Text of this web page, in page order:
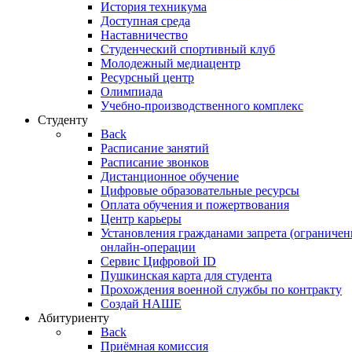
История техникума
Доступная среда
Наставничество
Студенческий спортивный клуб
Молодежный медиацентр
Ресурсный центр
Олимпиада
Учебно-производственного комплекс
Студенту
Back
Расписание занятий
Расписание звонков
Дистанционное обучение
Цифровые образовательные ресурсы
Оплата обучения и пожертвования
Центр карьеры
Установления гражданами запрета
онлайн-операции
Сервис Цифровой ID
Пушкинская карта для студента
Прохождения военной службы по контракту
Создай НАШЕ
Абитуриенту
Back
Приёмная комиссия